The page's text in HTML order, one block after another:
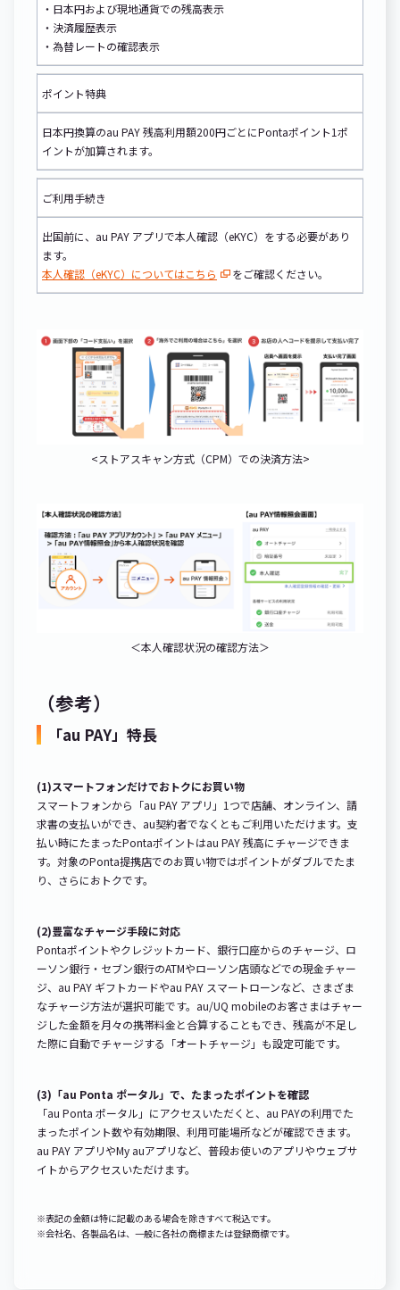
・日本円および現地通貨での残高表示
・決済履歴表示
・為替レートの確認表示
ポイント特典
日本円換算のau PAY 残高利用額200円ごとにPontaポイント1ポ
イントが加算されます。
ご利用手続き
出国前に、au PAY アプリで本人確認（eKYC）をする必要があり
ます。
本人確認（eKYC）についてはこちら
をご確認ください。
<ストアスキャン方式（CPM）での決済方法>
＜本人確認状況の確認方法＞
（参考）
「au PAY」特長
(1)スマートフォンだけでおトクにお買い物
スマートフォンから「au PAY アプリ」1つで店舗、オンライン、請
求書の支払いができ、au契約者でなくともご利用いただけます。支
払い時にたまったPontaポイントはau PAY 残高にチャージできま
す。対象のPonta提携店でのお買い物ではポイントがダブルでたま
り、さらにおトクです。
(2)豊富なチャージ手段に対応
Pontaポイントやクレジットカード、銀行口座からのチャージ、ロ
ーソン銀行・セブン銀行のATMやローソン店頭などでの現金チャー
ジ、au PAY ギフトカードやau PAY スマートローンなど、さまざま
なチャージ方法が選択可能です。au/UQ mobileのお客さまはチャー
ジした金額を月々の携帯料金と合算することもでき、残高が不足し
た際に自動でチャージする「オートチャージ」も設定可能です。
(3)「au Ponta ポータル」で、たまったポイントを確認
「au Ponta ポータル」にアクセスいただくと、au PAYの利用でた
まったポイント数や有効期限、利用可能場所などが確認できます。
au PAY アプリやMy auアプリなど、普段お使いのアプリやウェブサ
イトからアクセスいただけます。
※表記の金額は特に記載のある場合を除きすべて税込です。
※会社名、各製品名は、一般に各社の商標または登録商標です。